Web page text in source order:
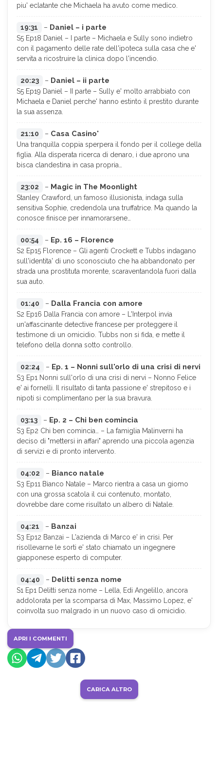
piu' eclatante che Michaela ha avuto come medico.
19:31 – Daniel – i parte
S5 Ep18 Daniel – I parte – Michaela e Sully sono indietro
con il pagamento delle rate dell'ipoteca sulla casa che e'
servita a ricostruire la clinica dopo l'incendio.
20:23 – Daniel – ii parte
S5 Ep19 Daniel – II parte – Sully e' molto arrabbiato con
Michaela e Daniel perche' hanno estinto il prestito durante
la sua assenza.
21:10 – Casa Casino'
Una tranquilla coppia sperpera il fondo per il college della
figlia. Alla disperata ricerca di denaro, i due aprono una
bisca clandestina in casa propria…
23:02 – Magic in The Moonlight
Stanley Crawford, un famoso illusionista, indaga sulla
sensitiva Sophie, credendola una truffatrice. Ma quando la
conosce finisce per innamorarsene…
00:54 – Ep. 16 – Florence
S2 Ep15 Florence – Gli agenti Crockett e Tubbs indagano
sull'identita' di uno sconosciuto che ha abbandonato per
strada una prostituta morente, scaraventandola fuori dalla
sua auto.
01:40 – Dalla Francia con amore
S2 Ep16 Dalla Francia con amore – L'Interpol invia
un'affascinante detective francese per proteggere il
testimone di un omicidio. Tubbs non si fida, e mette il
telefono della donna sotto controllo.
02:24 – Ep. 1 – Nonni sull'orlo di una crisi di nervi
S3 Ep1 Nonni sull'orlo di una crisi di nervi – Nonno Felice
e' ai fornelli. Il risultato di tanta passione e' strepitoso e i
nipoti si complimentano per la sua bravura.
03:13 – Ep. 2 – Chi ben comincia
S3 Ep2 Chi ben comincia… – La famiglia Malinverni ha
deciso di "mettersi in affari" aprendo una piccola agenzia
di servizi e di pronto intervento.
04:02 – Bianco natale
S3 Ep11 Bianco Natale – Marco rientra a casa un giomo
con una grossa scatola il cui contenuto, montato,
dovrebbe dare come risultato un albero di Natale.
04:21 – Banzai
S3 Ep12 Banzai – L'azienda di Marco e' in crisi. Per
risollevarne le sorti e' stato chiamato un ingegnere
giapponese esperto di computer.
04:40 – Delitti senza nome
S1 Ep1 Delitti senza nome – Lella, Edi Angelillo, ancora
addolorata per la scomparsa di Max, Massimo Lopez, e'
coinvolta suo malgrado in un nuovo caso di omicidio.
APRI I COMMENTI
CARICA ALTRO